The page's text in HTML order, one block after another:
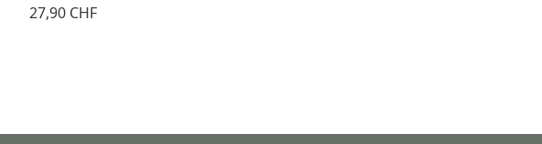
27,90 CHF